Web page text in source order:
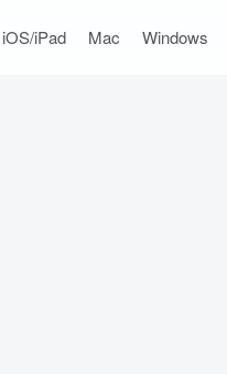
iOS/iPad Mac Windows